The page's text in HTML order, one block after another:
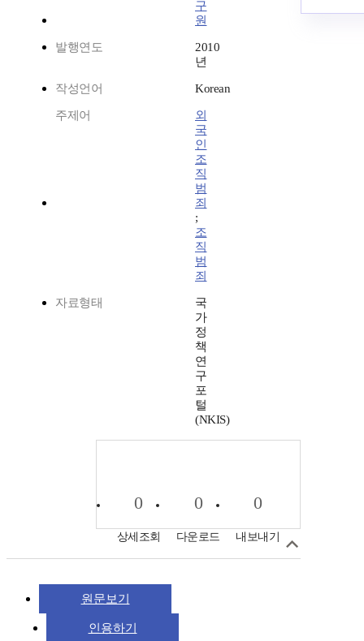
구
원
발행연도
2010
년
작성언어 Korean
주제어
외
국
인
조
직
범
죄
;
조
직
범
죄
자료형태
국
가
정
책
연
구
포
털
(NKIS)
0
상세조회
0
다운로드
0
내보내기
원문보기
인용하기